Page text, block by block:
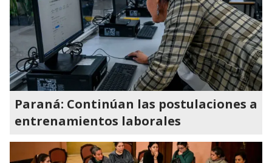
Paraná: Continúan las postulaciones a
entrenamientos laborales